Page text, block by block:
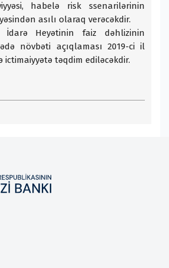
habelə risk ssenarilərinin
asılı olaraq verəcəkdir.
İdarə Heyətinin faiz dəhlizinin
növbəti açıqlaması 2019-ci il
ictimaiyyətə təqdim ediləcəkdir.